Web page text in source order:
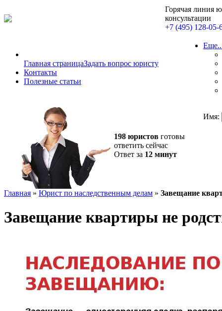
Горячая линия
консультации
+7 (495) 128-05-
Главная страницаЗадать вопрос юристу
Контакты
Полезные статьи
198 юристов готовы
ответить сейчас
Ответ за 12 минут
Имя:
Главная » Юрист по наследственным делам » Завещание
Завещание квартиры не